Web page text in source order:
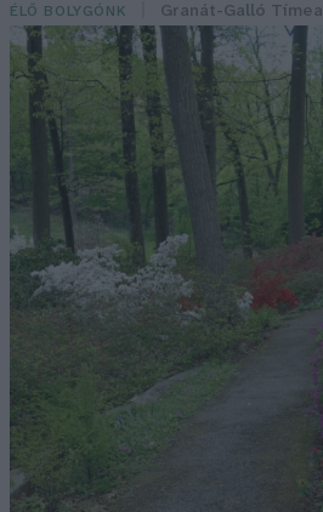
ÉLŐ BOLYGÓNK Granát-Galló Tímea